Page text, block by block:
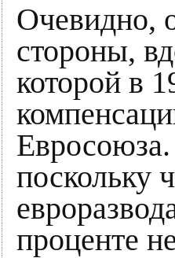
Очевидно,
стороны,
которой в
поскольку
проценте